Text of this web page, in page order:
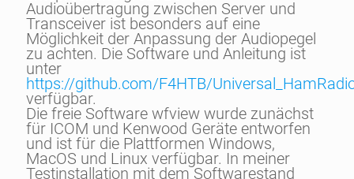
Audioübertragung zwischen Server und
Transceiver ist besonders auf eine
Möglichkeit der Anpassung der Audiopegel
zu achten. Die Software und Anleitung ist
unter
https://github.com/F4HTB/
verfügbar.
Die freie Software wfview wurde zunächst
für ICOM und Kenwood Geräte entworfen
und ist für die Plattformen Windows,
MacOS und Linux verfügbar. In meiner
Testinstallation mit dem Softwarestand